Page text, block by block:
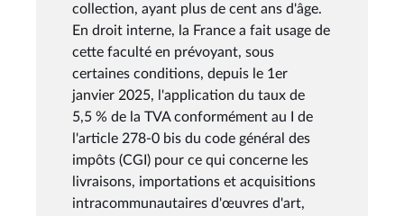
collection, ayant plus de cent ans d'âge.
En droit interne, la France a fait usage de
cette faculté en prévoyant, sous
certaines conditions, depuis le 1er
janvier 2025, l'application du taux de
5,5 % de la TVA conformément au I de
l'article 278-0 bis du code général des
impôts (CGI) pour ce qui concerne les
livraisons, importations et acquisitions
intracommunautaires d'œuvres d'art,